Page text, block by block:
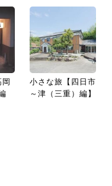
小さな旅【四日市
～津（三重）編】